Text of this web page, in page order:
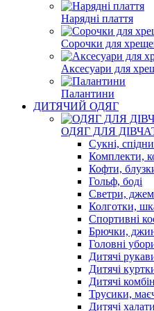
Нарядні плаття
Сорочки для
Аксесуари для
Палантини
ДИТЯЧИЙ ОДЯГ
ОДЯГ ДЛЯ
Сукні,
Комплекти,
Кофти,
Гольф, боді
Светри,
Колготки,
Спортивні
Брючки,
Головні
Дитячі
Дитячі
Дитячі
Трусики,
Дитячі халати